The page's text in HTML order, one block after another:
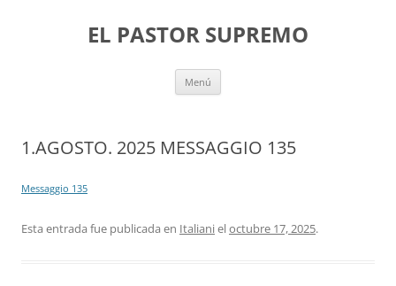
EL PASTOR SUPREMO
Menú
1.AGOSTO. 2025 MESSAGGIO 135
Messaggio 135
Esta entrada fue publicada en Italianieloctubre 17, 2025.